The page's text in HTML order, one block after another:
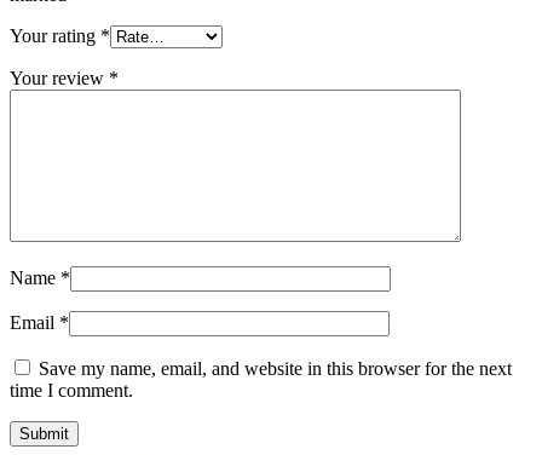
Your rating *
Your review *
Name *
Email *
Save my name, email, and website in this browser for the next
time I comment.